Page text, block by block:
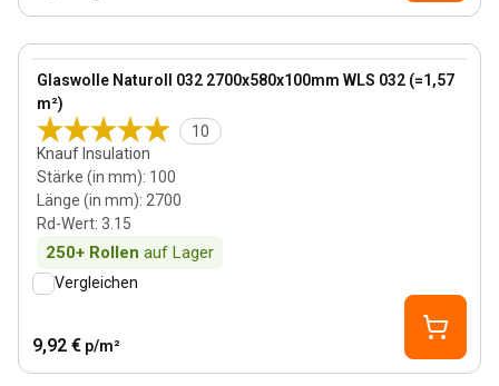
Glaswolle Naturoll 032 2700x580x100mm WLS 032 (=1,57
m²)
10
Knauf Insulation
Stärke (in mm): 100
Länge (in mm): 2700
Rd-Wert: 3.15
250+ Rollen auf Lager
View product
Vergleichen
9,92 € p/m²